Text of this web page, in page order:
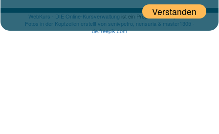
WebKurs - DIE Online-Kursverwaltung ist ein Projekt voneasywk.de
Fotos in der Kopfzeilen erstellt von senivpetro, nensuria & master1305 -
de.freepik.com
Verstanden